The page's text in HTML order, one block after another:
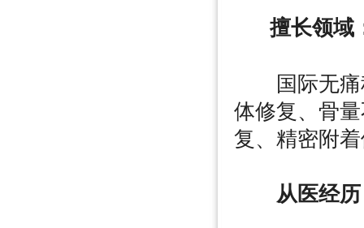
擅长领域
国际无痛
体修复、骨
复、精密附
从医经历